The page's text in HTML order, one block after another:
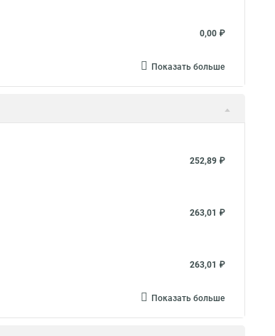
0,00 ₽
Показать больше
252,89 ₽
263,01 ₽
263,01 ₽
Показать больше